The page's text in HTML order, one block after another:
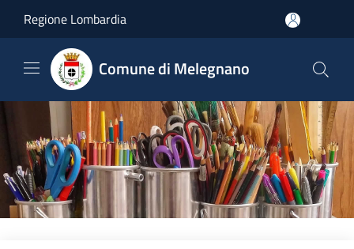
Regione Lombardia
Comune di Melegnano